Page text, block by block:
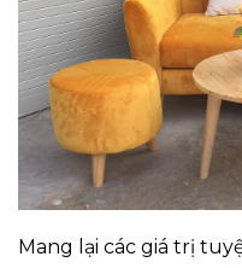
Mang lại các giá trị